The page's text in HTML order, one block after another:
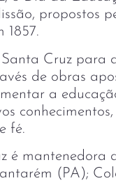
propostos
1857.
Cruz para
de obras
a
fé.
é mantenedora
(PA);